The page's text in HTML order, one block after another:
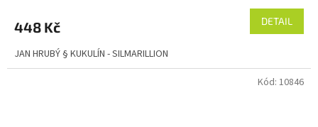
448 Kč DETAIL
JAN HRUBÝ § KUKULÍN - SILMARILLION
Kód: 10846